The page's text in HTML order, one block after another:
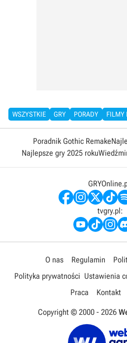
WSZYSTKIE GRY PORADY FILMY
Poradnik Gothic Remake
Najlepsze gry 2025 roku
tvgry.pl:
O nas Regulamin
Polityka prywatności Ustawienia
Praca
Kontakt
Copyright © 2000 - 2026